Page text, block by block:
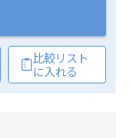
比較リスト
に入れる